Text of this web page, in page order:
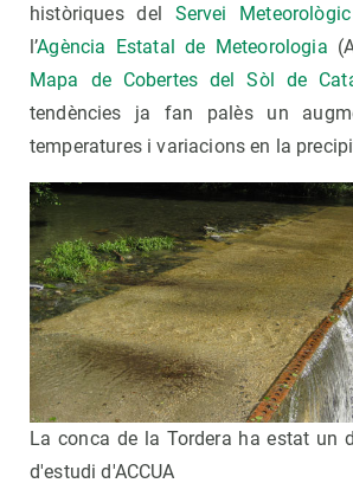
històriques del Servei
l’Agència Estatal de Meteorologia
Mapa de Cobertes del Sòl de
tendències ja fan palès un
temperatures i variacions en la
La conca de la Tordera ha estat un
d'estudi d'ACCUA